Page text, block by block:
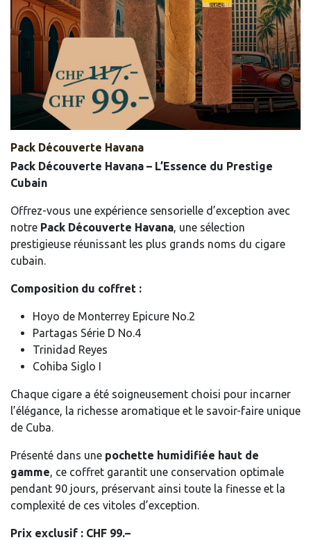
Pack Découverte Havana
Pack Découverte Havana – L’Essence du Prestige
Cubain
Offrez-vous une expérience sensorielle d’exception avec
notre Pack Découverte Havana, une sélection
prestigieuse réunissant les plus grands noms du cigare
cubain.
Composition du coffret :
Hoyo de Monterrey Epicure No.2
Partagas Série D No.4
Trinidad Reyes
Cohiba Siglo I
Chaque cigare a été soigneusement choisi pour incarner
l’élégance, la richesse aromatique et le savoir-faire unique
de Cuba.
Présenté dans une pochette humidifiée haut de
gamme, ce coffret garantit une conservation optimale
pendant 90 jours, préservant ainsi toute la finesse et la
complexité de ces vitoles d’exception.
Prix exclusif : CHF 99.–